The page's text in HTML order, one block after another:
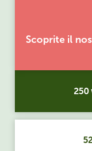
Scoprite il
250